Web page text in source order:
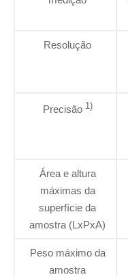
Resolução
Precisão 1)
Área e altura
máximas da
superfície da
amostra (LxPxA)
Peso máximo da
amostra